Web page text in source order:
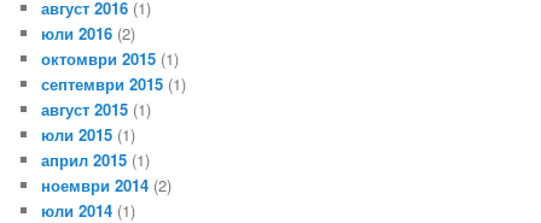
август 2016 (1)
юли 2016 (2)
октомври 2015 (1)
септември 2015 (1)
август 2015 (1)
юли 2015 (1)
април 2015 (1)
ноември 2014 (2)
юли 2014 (1)